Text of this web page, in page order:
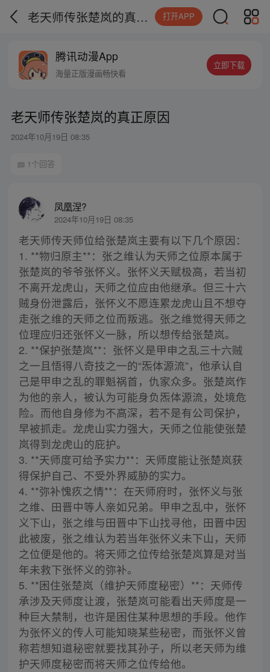
老天师传张楚岚的真正原因 打开APP
腾讯动漫App
海量正版漫画畅快看
立即下载
老天师传张楚岚的真正原因
2024年10月19日 08:35
1个回答
凤凰涅?
2024年10月19日 08:35
老天师传天师位给张楚岚主要有以下几个原因：
1. **物归原主**：张之维认为天师之位原本属于
张楚岚的爷爷张怀义。张怀义天赋极高，若当初
不离开龙虎山，天师之位应由他继承。但三十六
贼身份泄露后，张怀义不愿连累龙虎山且不想夺
走张之维的天师之位而叛逃。张之维觉得天师之
位理应归还张怀义一脉，所以想传给张楚岚。
2. **保护张楚岚**：张怀义是甲申之乱三十六贼
之一且悟得八奇技之一的“炁体源流”，他承认自
己是甲申之乱的罪魁祸首，仇家众多。张楚岚作
为他的亲人，被认为可能身负炁体源流，处境危
险。而他自身修为不高深，若不是有公司保护，
早被抓走。龙虎山实力强大，天师之位能使张楚
岚得到龙虎山的庇护。
3. **天师度可给予实力**：天师度能让张楚岚获
得保护自己、不受外界威胁的实力。
4. **弥补愧疚之情**：在天师府时，张怀义与张
之维、田晋中等人亲如兄弟。甲申之乱中，张怀
义下山，张之维与田晋中下山找寻他，田晋中因
此被废，张之维认为若当年张怀义未下山，天师
之位便是他的。将天师之位传给张楚岚算是对当
年未救下张怀义的弥补。
5. **困住张楚岚（维护天师度秘密）**：天师传
承涉及天师度让渡，张楚岚可能看出天师度是一
种巨大禁制，也许是困住某种思想的手段。他作
为张怀义的传人可能知晓某些秘密，而张怀义曾
称若想知道秘密就要找其孙子，所以老天师为维
护天师度秘密而将天师之位传给他。